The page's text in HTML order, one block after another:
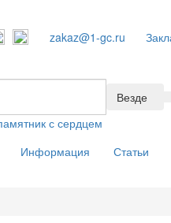
zakaz@1-gc.ru
Везде
с сердцем
Информация Статьи